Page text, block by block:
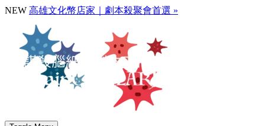
NEW 高雄文化幣店家｜劇本殺聚會首選 »